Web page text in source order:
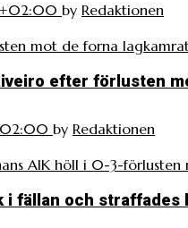
by Redaktionen
mot de forna
efter förlusten
by Redaktionen
AIK höll i 0-3-
i fällan och